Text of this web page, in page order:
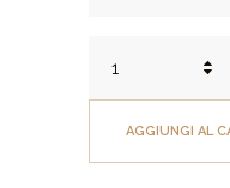
Cotone
Popeline
AGGIUNGI AL